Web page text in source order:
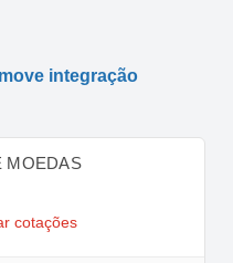
integração
MOEDAS
cotações